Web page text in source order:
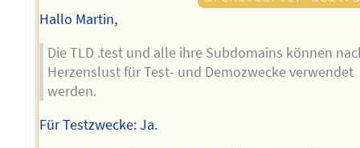
Hallo Martin,
Die TLD .test und alle ihre Subdomains können
Herzenslust für Test- und Demozwecke verwendet
werden.
Für Testzwecke: Ja.